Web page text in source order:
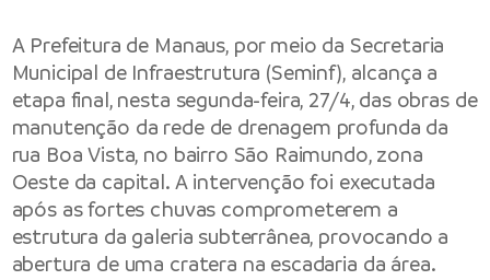
A Prefeitura de Manaus, por meio da Secretaria
Municipal de Infraestrutura (Seminf), alcança a
etapa final, nesta segunda-feira, 27/4, das obras de
manutenção da rede de drenagem profunda da
rua Boa Vista, no bairro São Raimundo, zona
Oeste da capital. A intervenção foi executada
após as fortes chuvas comprometerem a
estrutura da galeria subterrânea, provocando a
abertura de uma cratera na escadaria da área.